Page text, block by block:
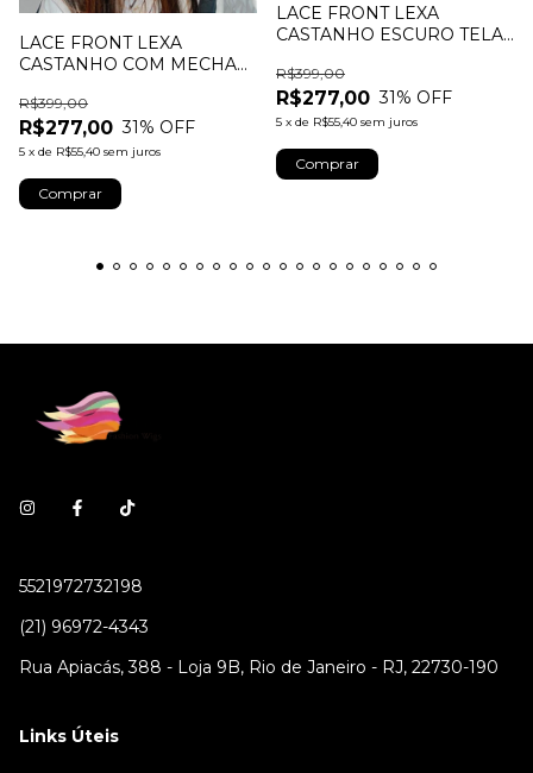
LACE FRONT LEXA
CASTANHO COM MECHAS
REPARTIÇÃO LIVRE
R$277,00
R$399,00
31% OFF
5 x de R$55,40 sem juros
LACE FRONT LEXA
CASTANHO ESCURO TELA
REPARTIÇÃO LIVRE
R$277,00
R$399,00
31% OFF
5 x de R$55,40 sem juros
5521972732198
(21) 96972-4343
Rua Apiacás, 388 - Loja 9B, Rio de Janeiro - RJ, 22730-190
Links Úteis